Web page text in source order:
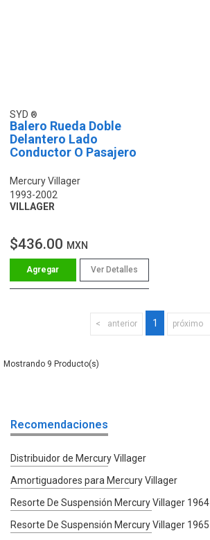
SYD
Balero Rueda Doble
Delantero Lado
Conductor O Pasajero
Mercury Villager
1993-2002
VILLAGER
$436.00 MXN
Ver Detalles
anterior 1 próximo
9
Recomendaciones
Distribuidor de Mercury Villager
Amortiguadores para Mercury Villager
Resorte De Suspensión Mercury Villager 1964
Resorte De Suspensión Mercury Villager 1965